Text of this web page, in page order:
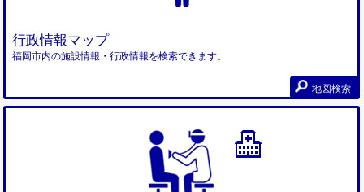
行政情報マップ
福岡市内の施設情報・行政情報を検索できます。
地図検索